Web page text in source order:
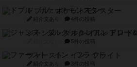
ドブル：ポケットモンスター
紹介文あり 4件の投稿
ジャンヌ・ダルク-オルレアン ド
5件の投稿
ファースト・イン・フライト
紹介文あり 3件の投稿